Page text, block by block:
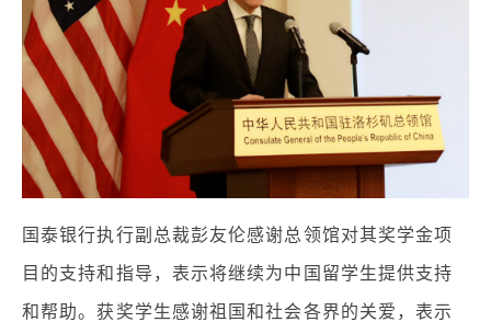
国泰银行执行副总裁彭友伦感谢总领馆对其奖学金项
目的支持和指导，表示将继续为中国留学生提供支持
和帮助。获奖学生感谢祖国和社会各界的关爱，表示